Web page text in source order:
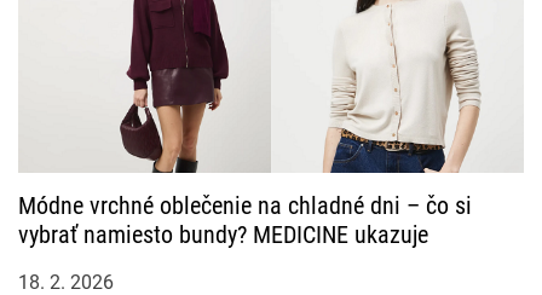
Módne vrchné oblečenie na chladné dni – čo si
vybrať namiesto bundy? MEDICINE ukazuje
18. 2. 2026